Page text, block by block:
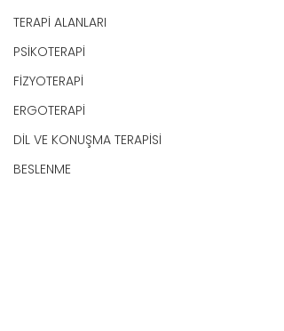
TERAPİ ALANLARI
PSİKOTERAPİ
FİZYOTERAPİ
ERGOTERAPİ
DİL VE KONUŞMA TERAPİSİ
BESLENME